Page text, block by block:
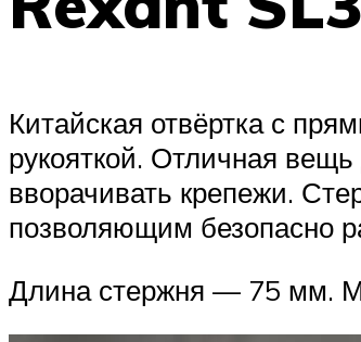
Китайская отвёртка с
рукояткой. Отличная
вворачивать крепежи.
позволяющим безопасно
Длина стержня — 75 мм.